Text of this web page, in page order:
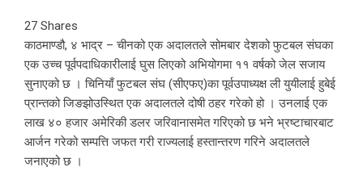
27 Shares
काठमाण्डौ, ४ भाद्र – चीनको एक अदालतले सोमबार देशको फुटबल संघका
एक उच्च पूर्वपदाधिकारीलाई घुस लिएको अभियोगमा ११ वर्षको जेल सजाय
सुनाएको छ । चिनियाँ फुटबल संघ (सीएफए)का पूर्वउपाध्यक्ष ली युयीलाई हुबेई
प्रान्तको जिङझोउस्थित एक अदालतले दोषी ठहर गरेको हो । उनलाई एक
लाख ४० हजार अमेरिकी डलर जरिवानासमेत गरिएको छ भने भ्रष्टाचारबाट
आर्जन गरेको सम्पत्ति जफत गरी राज्यलाई हस्तान्तरण गरिने अदालतले
जनाएको छ ।